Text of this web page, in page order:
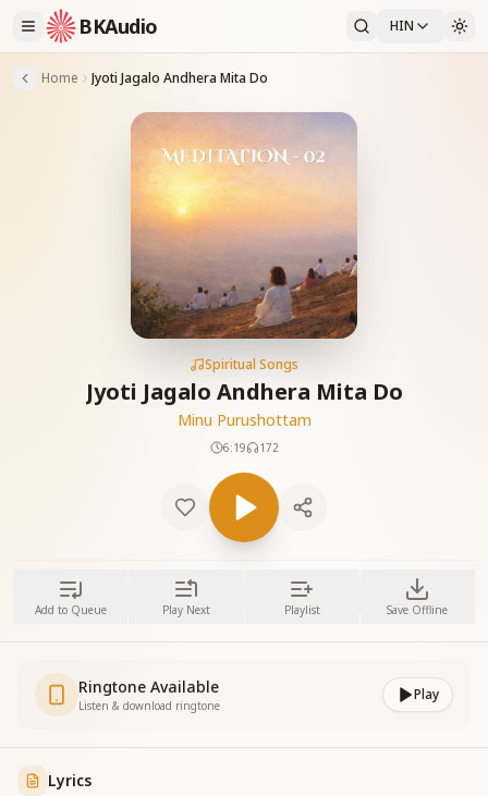
BKAudio HIN
Home Jyoti Jagalo Andhera Mita Do
Spiritual Songs
Jyoti Jagalo Andhera Mita Do
Minu Purushottam
6:19 172
Add to Queue Play Next Playlist Save Offline
Ringtone Available
Listen & download ringtone
Play
Lyrics